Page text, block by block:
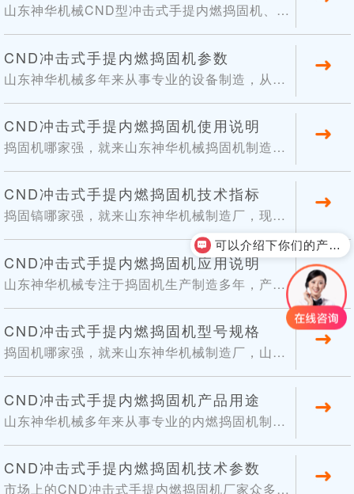
山东神华机械CND型冲击式手提内燃捣固机、内
燃捣固镐本机设计新颖、结构紧凑、重量轻、效
率高、操作简便、省力、减震效果好等特点。适
合石碴线路的修养，整体道岔的捣固，板结道床
的疏松等。通过更换不同的工具，用于公路建设
和土木工程中的各种破碎、铲凿、挖掘、捣实等
工作。以下是小编整理的CND冲击式手提内燃捣
固...
03
CND冲击式手提内燃捣固机参数
山东神华机械多年来从事专业的设备制造，从选
材到加工制造，都是严格按照生产标准来完成
的，市场上的同类产品虽然很多，但是实际使用
起来还是有差别的，因而还是应该到山东神华机
械这样的大厂家来购买，产品质量有保障，使用
效果好，让您买的放心，用的安心，以下是小编
整理的CND冲击式手提内燃捣固机技术参数，供
新老顾...
20
CND冲击式手提内燃捣固机使用说明
捣固机哪家强，就来山东神华机械捣固机制造
厂，现在要给大家介绍的是CND型冲击式手提内
燃捣固机、内燃捣固镐本机设计新颖、结构紧
凑、重量轻、效率高、操作简便、省力、减震效
果好等特点。适合石碴线路的修养，整体道岔的
捣固，板结道床的疏松等。通过更换不同的工
具，用于公路建设和土木工程中的各种破碎、铲
凿、挖掘、...
08
CND冲击式手提内燃捣固机技术指标
捣固镐哪家强，就来山东神华机械制造厂，现在
要给大家介绍的是CND型冲击式手提内燃捣固
机、内燃捣固镐本机设计新颖、结构紧凑、重量
轻、效率高、操作简便、省力、减震效果好等特
点。适合石碴线路的修养，整体道岔的捣固，板
结道床的疏松等。通过更换不同的工具，用于公
路建设和土木工程中的各种破碎、铲凿、挖掘、
捣实等...
22
2019-10
CND冲击式手提内燃捣固机应用说明
山东神华机械专注于捣固机生产制造多年，产品
质量有保障，使用效果好，产品型号众多，现在
要给大家介绍的是CND型冲击式手提内燃捣固
机、内燃捣固镐本机设计新颖、结构紧凑、重量
轻、效率高、操作简便、省力、减震效果好等特
点。适合石碴线路的修养，整体道岔的捣固，板
结道床的疏松等。通过更换不同的工具，用于公
路建设...
19
CND冲击式手提内燃捣固机型号规格
捣固机哪家强，就来山东神华机械制造厂，山东
神华机械多年来从事专业的设备制造，产品质量
有保障，使用效果好，让您买的放心，用的安
心。现在要给大家介绍的是CND型冲击式手提内
燃捣固机、内燃捣固镐本机设计新颖、结构紧
凑、重量轻、效率高、操作简便、省力、减震效
果好等特点。适合石碴线路的修养，整体道岔的
06
CND冲击式手提内燃捣固机产品用途
山东神华机械多年来从事专业的内燃捣固机制
型冲击式手提内燃捣固机、内燃捣固镐本机设计
新颖、结构紧凑、重量轻、效率高、操作简便、
11
CND冲击式手提内燃捣固机技术参数
市场上的CND冲击式手提内燃捣固机厂家众多，
可以介绍下你们的产品么？